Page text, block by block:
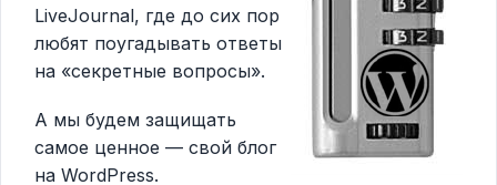
LiveJournal, где до сих пор
любят поугадывать ответы
на «секретные вопросы».
А мы будем защищать
самое ценное — свой блог
на WordPress.